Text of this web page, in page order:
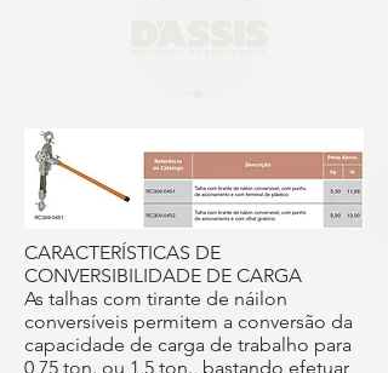
CARACTERÍSTICAS DE
CONVERSIBILIDADE DE CARGA
As talhas com tirante de náilon
conversíveis permitem a conversão da
capacidade de carga de trabalho para
0,75 ton. ou 1,5 ton., bastando efetuar